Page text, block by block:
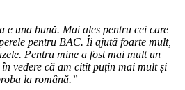
e una bună. Mai ales pentru cei care
pentru BAC. Îi ajută foarte mult,
Pentru mine a fost mai mult un
vedere că am citit puțin mai mult și
la română.”